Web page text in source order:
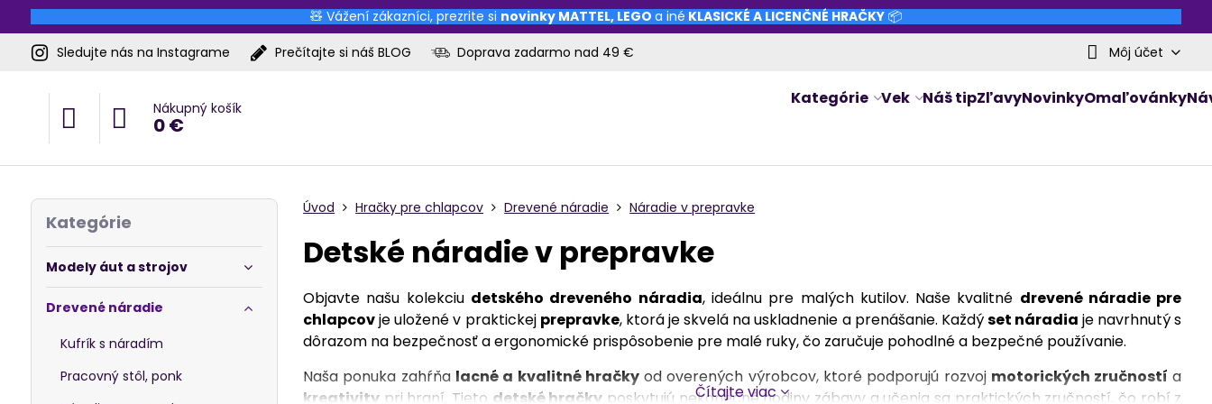
🧸 Vážení zákazníci, prezrite si novinky MATTEL, LEGO a iné KLASICKÉ A LICENČNÉ HRAČKY📦
Sledujte nás na Instagrame
Prečítajte si náš BLOG Doprava zadarmo nad 49 € Môj účet
Nákupný košík
0 €
Kategórie Vek Náš tipZľavyNovinkyOmaľovánky
Úvod Hračky pre chlapcov Drevené náradie Náradie v prepravke
Detské náradie v prepravke
Objavte našu kolekciu detského dreveného náradia, ideálnu pre malých kutilov. Naše kvalitné drevené náradie pre
chlapcovje uložené v praktickej prepravke, ktorá je skvelá na uskladnenie a prenášanie. Každýset náradia je navrhnutý s
dôrazom na bezpečnosť a ergonomické prispôsobenie pre malé ruky, čo zaručuje pohodlné a bezpečné používanie.
Naša ponuka zahŕňa lacné a kvalitné hračkyod overených výrobcov, ktoré podporujú rozvoj motorických zručností a
kreativity pri hraní. Tieto detské hračky poskytujú nekonečné hodiny zábavy a učenia sa praktických zručností, čo robí z
Čítajte viac
Kategórie
Modely áut a strojov
Drevené náradie
Kufrík s náradím
Pracovný stôl, ponk